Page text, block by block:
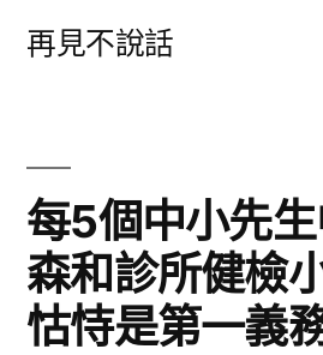
再見不說話
每5個中小先
森和診所健檢
怙恃是第一義